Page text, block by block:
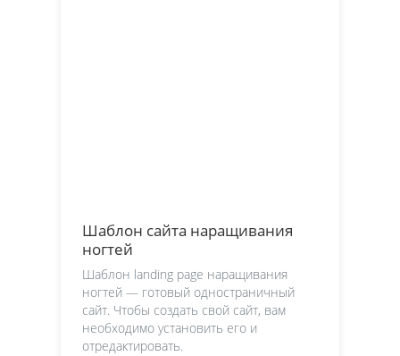
Шаблон сайта наращивания
ногтей
Шаблон landing page наращивания
ногтей — готовый одностраничный
сайт. Чтобы создать свой сайт, вам
необходимо установить его и
отредактировать.